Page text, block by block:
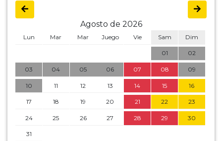
Agosto de 2026
Lun Mar Mar Juego Vie Sam Dim
01 02
03 04 05 06 07 08 09
10 11 12 13 14 15 16
17 18 19 20 21 22 23
24 25 26 27 28 29 30
31